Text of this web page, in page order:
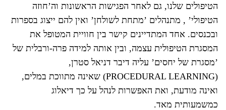
הטיפולים שלנו, גם לאחר הפגישות הראשונות וה’חוזה
הטיפולי’ , מתנהלים ’מתחת לשולחן’ ואין להם ייצוג בספרות
ובכנסים. אחד המתדיינים קישר בין חוויית המטופל את
המסגרת הטיפולית עצמה, ובין אותה למידה פרה-ורבלית של
’מסגרת של יחסים’ עליה דיבר דניאל סטרן,
(PROCEDURAL LEARNING) שאינה מתווכת במלים,
ואינה מודעת, ואת האפשרות לנהל על כך דיאלוג
כמשמעותית מאד.